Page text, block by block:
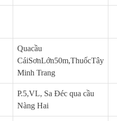
Quacầu
CáiSơnLớn50m,ThuốcTây
Minh Trang
P.5,VL, Sa Đéc qua cầu
Nàng Hai